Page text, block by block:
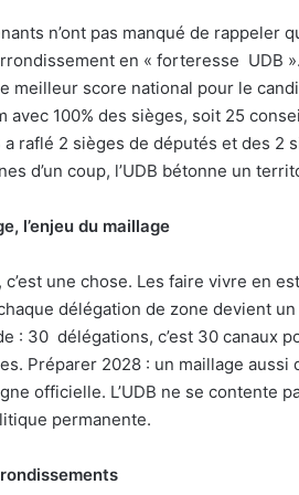
n’ont pas manqué de rappeler
en « forteresse UDB
meilleur score national pour le
avec 100% des sièges, soit 25
a raflé 2 sièges de députés et des 2
d’un coup, l’UDB bétonne un
l’enjeu du maillage
une chose. Les faire vivre en
délégation de zone devient
: 30 délégations, c’est 30 canaux
Préparer 2028 : un maillage
officielle. L’UDB ne se contente
permanente.